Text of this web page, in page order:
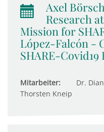
Axel
Research
Mission for
López-Falcón -
SHARE-Covid19
Mitarbeiter:
Dr.
Thorsten Kneip